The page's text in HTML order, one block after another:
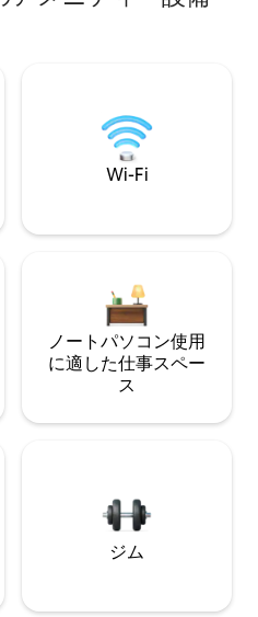
Wi-Fi
ノートパソコン使用
に適した仕事スペー
ス
ジム